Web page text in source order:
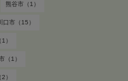
熊谷市（1）
川口市（15）
）
（1）
）